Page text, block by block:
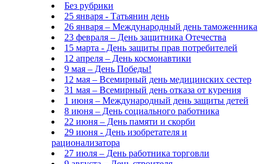
Без рубрики
25 января - Татьянин день
26 января – Международный день таможенника
23 февраля – День защитника Отечества
15 марта - День защиты прав потребителей
12 апреля – День космонавтики
9 мая – День Победы!
12 мая – Всемирный день медицинских сестер
31 мая – Всемирный день отказа от курения
1 июня – Международный день защиты детей
8 июня – День социального работника
22 июня – День памяти и скорби
29 июня - День изобретателя и
рационализатора
27 июля – День работника торговли